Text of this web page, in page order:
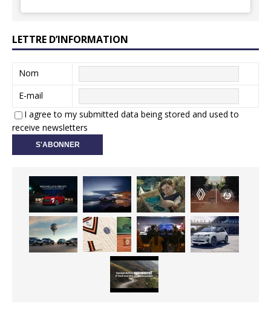
LETTRE D’INFORMATION
Nom
E-mail
I agree to my submitted data being stored and used to
receive newsletters